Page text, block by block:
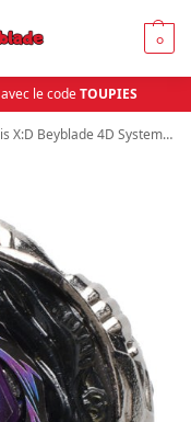
0
avec le codeTOUPIES
Metal Master Bb122 | Toupies Beyblade